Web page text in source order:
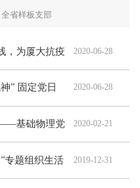
全省样板支部
，为厦大抗疫
2020-06-28
” 固定党日
2020-06-28
基础物理党
2020-02-21
专题组织生活
2019-12-31